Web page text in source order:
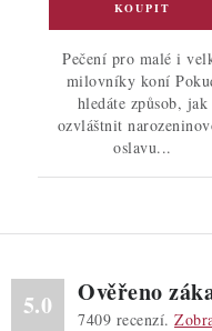
Pečení pro malé i
milovníky koní
hledáte způsob, jak
ozvláštnit
oslavu...
5.0 Ověřeno
7409 recenzí.